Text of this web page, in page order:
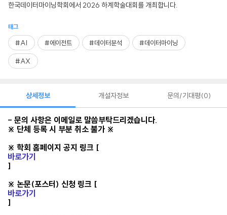
한국데이터마이닝학회에서 2026 하계학술대회를 개최합니다.
태그
#AI #에이전트 #데이터분석 #데이터마이닝
#AX
상세정보
- 문의 사항은 이메일로 말씀부탁드리겠습니다.
※ 단체 등록 시 부분 취소 불가 ※
※ 학회 홈페이지 공지 링크 [
바로가기
]
※ 논문(포스터) 신청 링크 [
바로가기
]
개설자정보 문의/기대평 0